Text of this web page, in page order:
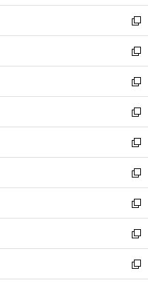
ウ
ィ
ン
ド
ウ
で
開
く
し
い
ウ
ィ
ン
ド
ウ
で
開
く
新
し
い
ウ
ィ
ン
ド
ウ
で
開
く
新
し
い
ウ
ィ
ン
ド
ウ
で
開
く
新
し
い
ウ
ィ
ン
ド
ウ
で
開
く
新
し
い
ウ
ィ
ン
ド
ウ
で
開
く
新
し
い
ウ
ィ
ン
ド
ウ
で
開
新
し
い
ウ
ィ
ン
ド
ウ
新
し
い
ウ
ィ
ン
新
し
い
ウ
新
し